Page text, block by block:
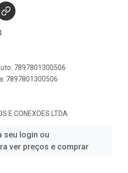
7897801300506
7897801300506
E CONEXOES LTDA
seu login ou
ver preços e comprar